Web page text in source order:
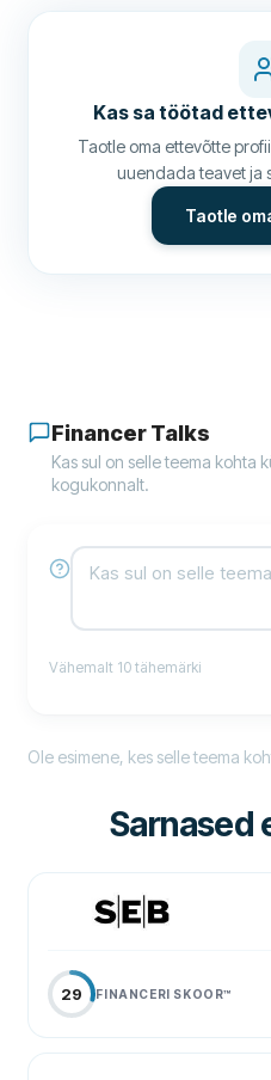
Kas sa töötad
Taotle oma ettevõtte
uuendada teavet ja
Taotle
Financer Talks
Kas sul on selle teema kohta
kogukonnalt.
Vähemalt 10 tähemärki
Ole esimene, kes selle teema
29 FINANCERI SKOOR™